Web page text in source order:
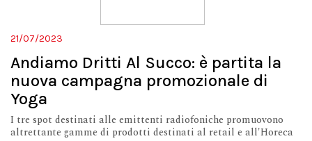
21/07/2023
Andiamo Dritti Al Succo: è partita la
nuova campagna promozionale di
Yoga
I tre spot destinati alle emittenti radiofoniche promuovono
altrettante gamme di prodotti destinati al retail e all'Horeca